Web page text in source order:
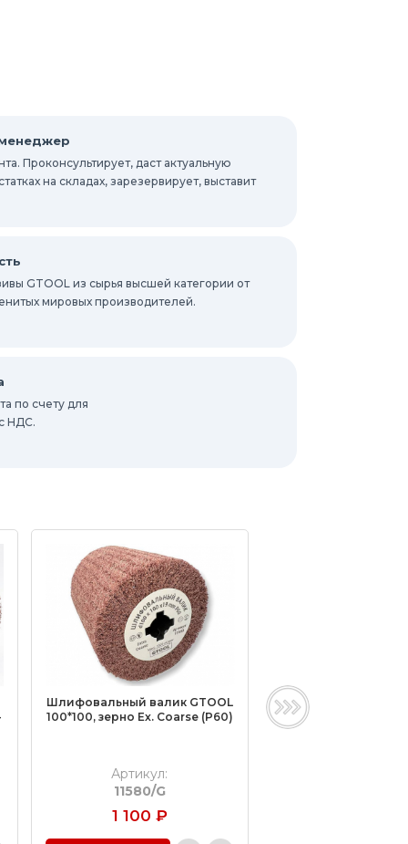
Проконсультирует, даст актуальную
на складах, зарезервирует, выставит
GTOOL из сырья высшей категории от
мировых производителей.
по счету для
НДС.
Шлифовальный валик GTOOL
100*100, зерно Ex. Сoarse (P60)
Артикул:
11580/G
1 100 ₽
Шлифовальный
SBM-S type